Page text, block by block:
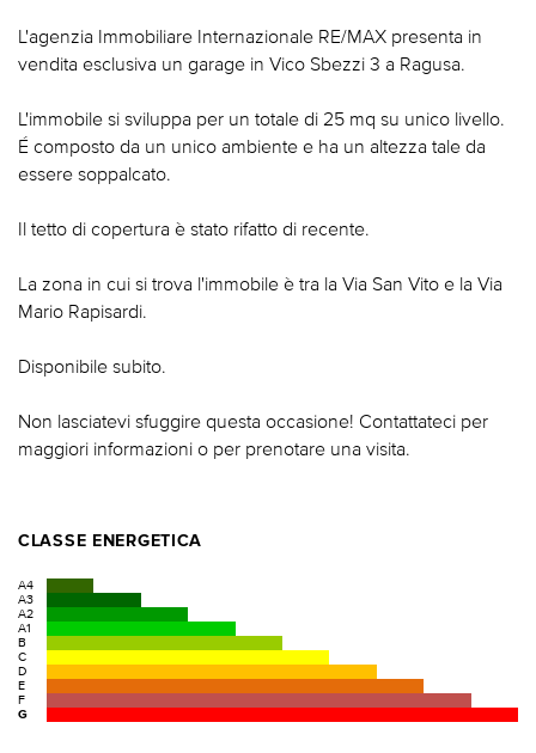
L'agenzia Immobiliare Internazionale RE/MAX presenta in
vendita esclusiva un garage in Vico Sbezzi 3 a Ragusa.
L'immobile si sviluppa per un totale di 25 mq su unico livello.
É composto da un unico ambiente e ha un altezza tale da
essere soppalcato.
Il tetto di copertura è stato rifatto di recente.
La zona in cui si trova l'immobile è tra la Via San Vito e la Via
Mario Rapisardi.
Disponibile subito.
Non lasciatevi sfuggire questa occasione! Contattateci per
maggiori informazioni o per prenotare una visita.
CLASSE ENERGETICA
A4
A3
A2
A1
B
C
D
E
F
G